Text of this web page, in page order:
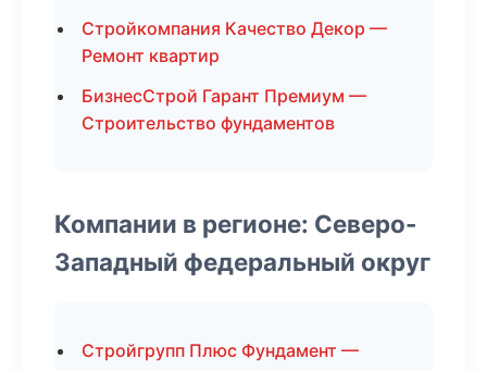
Стройкомпания Качество Декор —
Ремонт квартир
БизнесСтрой Гарант Премиум —
Строительство фундаментов
Компании в регионе: Северо-
Западный федеральный округ
Стройгрупп Плюс Фундамент —